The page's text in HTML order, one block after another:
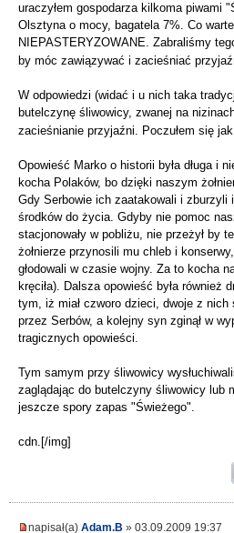
uraczyłem gospodarza kilkoma piwami
Olsztyna o mocy, bagatela 7%. Co
NIEPASTERYZOWANE. Zabraliśmy
by móc zawiązywać i zacieśniać
W odpowiedzi (widać i u nich taka
butelczynę śliwowicy, zwanej na
zacieśnianie przyjaźni. Poczułem się
Opowieść Marko o historii była długa i
kocha Polaków, bo dzięki naszym
Gdy Serbowie ich zaatakowali i zburzyli
środków do życia. Gdyby nie pomoc
stacjonowały w pobliżu, nie przeżył by
żołnierze przynosili mu chleb i
głodowali w czasie wojny. Za to kocha
kręciła). Dalsza opowieść była również
tym, iż miał czworo dzieci, dwoje z
przez Serbów, a kolejny syn zginął w
tragicznych opowieści.
Tym samym przy śliwowicy
zaglądając do butelczyny śliwowicy lub
jeszcze spory zapas "Świeżego".
cdn.[/img]
napisał(a) Adam.B » 03.09.2009 19:37